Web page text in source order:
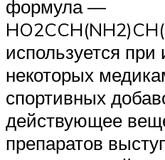
формула —
используется при
некоторых
спортивных
действующее
препаратов